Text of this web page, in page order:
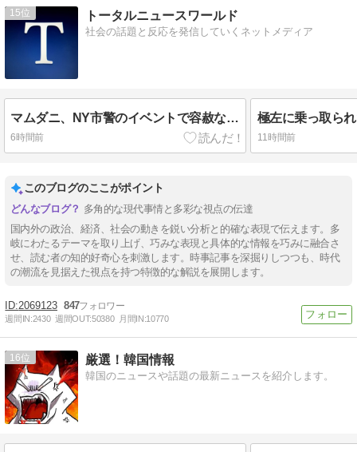
15 トータルニュースワールド
社会の話題と反応を発信していくネットメディア
マムダニ、NY市警のイベントで容赦ないブーイングを浴び「秒」でステージから逃亡（リアルガチ動画）
6時間前 11時間前
このブログのここがポイント
多角的な現代事情と多彩な視点の伝達
国内外の政治、経済、社会の動きを鋭い分析と的確な表現で伝えます。多
岐にわたるテーマを取り上げ、巧みな表現と具体的な情報を巧みに融合さ
せ、読む者の知的好奇心を刺激します。時事記事を深掘りしつつも、時代
の潮流を見据えた視点を持つ特徴的な解説を展開します。
2069123 847
週間IN:2430 週間OUT:50380 月間IN:10770
16 厳選！韓国情報
韓国のニュースや話題の最新ニュースを紹介します。